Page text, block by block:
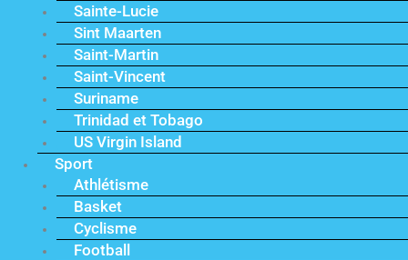
Sainte-Lucie
Sint Maarten
Saint-Martin
Saint-Vincent
Suriname
Trinidad et Tobago
US Virgin Island
Sport
Athlétisme
Basket
Cyclisme
Football